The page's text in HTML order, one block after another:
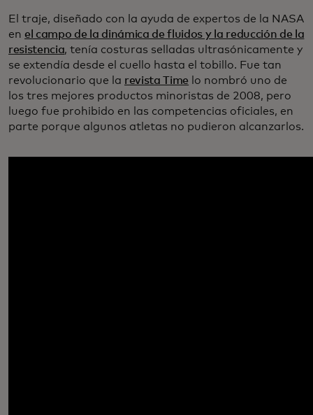
El traje, diseñado con la ayuda de expertos de la NASA
en el campo de la dinámica de fluidos y la reducción de la
resistencia, tenía costuras selladas ultrasónicamente y
se extendía desde el cuello hasta el tobillo. Fue tan
revolucionario que la revista Time lo nombró uno de
los tres mejores productos minoristas de 2008, pero
luego fue prohibido en las competencias oficiales, en
parte porque algunos atletas no pudieron alcanzarlos.